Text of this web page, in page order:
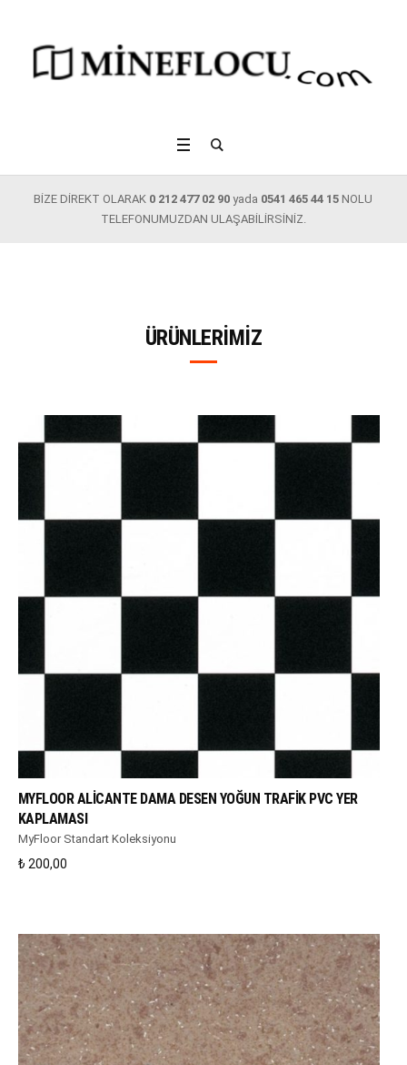
BİZE DİREKT OLARAK 0 212 477 02 90 yada 0541 465 44 15 NOLU
TELEFONUMUZDAN ULAŞABİLİRSİNİZ.
ÜRÜNLERIMIZ
WHATSAPP DESTEK
MYFLOOR ALICANTE DAMA DESEN YOĞUN TRAFIK PVC YER
KAPLAMASI
MyFloor Standart Koleksiyonu
₺ 200,00